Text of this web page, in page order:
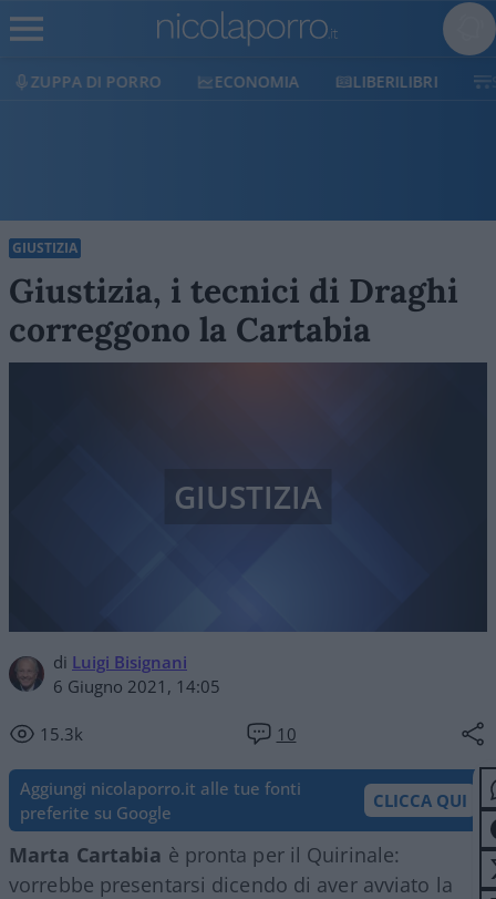
ECONOMIA LIBERILIBRI SHOP SOSTIENICI
GIUSTIZIA
Giustizia, i tecnici di Draghi
correggono la Cartabia
di Luigi Bisignani
6 Giugno 2021, 14:05
15.3k 10
GIUSTIZIA
Aggiungi nicolaporro.it alle tue fonti
preferite su Google
CLICCA QUI
Marta Cartabia è pronta per il Quirinale:
vorrebbe presentarsi dicendo di aver avviato la